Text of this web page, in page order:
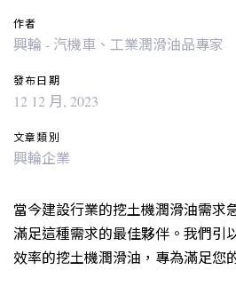
作者
興輪 - 汽機車、工業潤滑油品專家
發布日期
12 12 月, 2023
文章類別
興輪企業
當今建設行業的挖土機潤滑油需求
滿足這種需求的最佳夥伴。我們引
效率的挖土機潤滑油，專為滿足您